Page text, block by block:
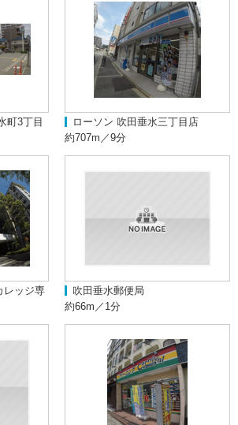
町3丁目
ローソン 吹田垂水三丁目店
約707m／9分
レッジ専
吹田垂水郵便局
約66m／1分